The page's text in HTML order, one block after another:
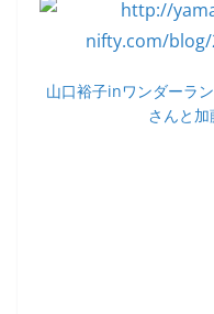
o
k
山口裕子inワンダーラ
さんと加